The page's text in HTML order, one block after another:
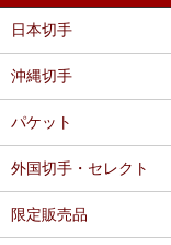
日本切手
沖縄切手
パケット
外国切手・セレクト
限定販売品